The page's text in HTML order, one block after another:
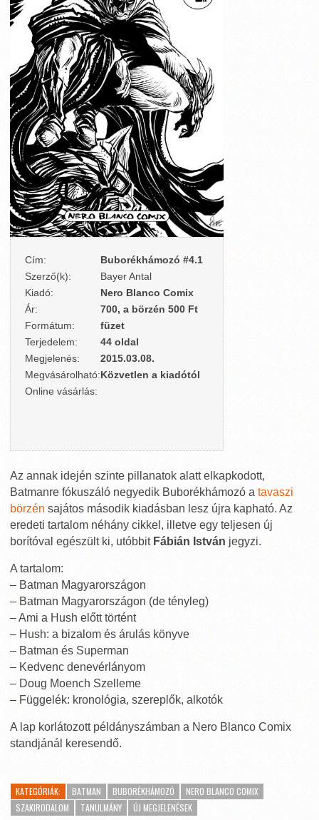
Cím:
Buborékhámozó #4.1
Szerző(k):
Bayer Antal
Kiadó:
Nero Blanco Comix
Ár:
700, a börzén 500 Ft
Formátum:
füzet
Terjedelem:
44 oldal
Megjelenés:
2015.03.08.
Megvásárolható:Közvetlen a kiadótól
Online vásárlás:
Az annak idején szinte pillanatok alatt elkapkodott,
Batmanre fókuszáló negyedik Buborékhámozó a tavaszi
börzén sajátos második kiadásban lesz újra kapható. Az
eredeti tartalom néhány cikkel, illetve egy teljesen új
borítóval egészült ki, utóbbit Fábián István jegyzi.
A tartalom:
– Batman Magyarországon
– Batman Magyarországon (de tényleg)
– Ami a Hush előtt történt
– Hush: a bizalom és árulás könyve
– Batman és Superman
– Kedvenc denevérlányom
– Doug Moench Szelleme
– Függelék: kronológia, szereplők, alkotók
A lap korlátozott példányszámban a Nero Blanco Comix
standjánál keresendő.
KATEGÓRIÁK: BATMAN BUBORÉKHÁMOZÓ
NERO BLANCO COMIX
SZAKIRODALOM
TANULMÁNY ÚJ MEGJELENÉSEK